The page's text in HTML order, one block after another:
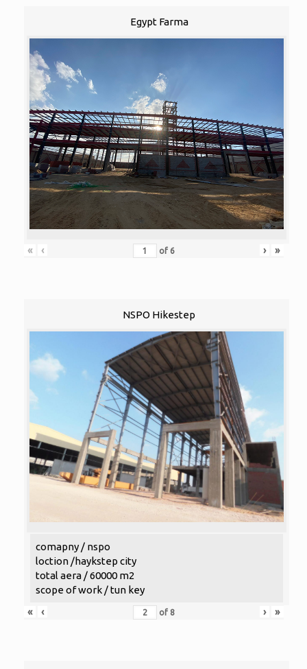
Egypt Farma
« ‹ of 6 › »
NSPO Hikestep
comapny / nspo
loction /haykstep city
total aera / 60000 m2
scope of work / tun key
«
‹ of 8 › »